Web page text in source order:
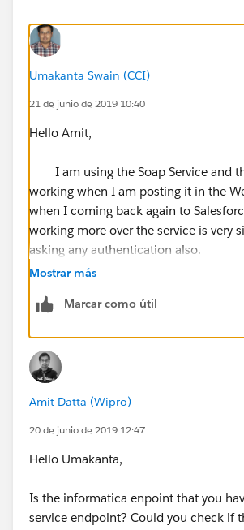
Umakanta Swain (CCI)
21 de junio de 2019 10:40
Hello Amit,
I am using the Soap Service and
working when I am posting it in the
when I coming back again to
working more over the service is very
asking any authentication also.
Mostrar más
Marcar como útil
Amit Datta (Wipro)
20 de junio de 2019 12:47
Hello Umakanta,
Is the informatica enpoint that you
service endpoint? Could you check if